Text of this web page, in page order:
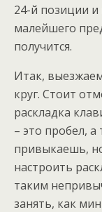
24-й позиции и
малейшего
получится.
Итак,
круг. Стоит
раскладка
– это пробел,
привыкаешь,
настроить
таким
занять, как